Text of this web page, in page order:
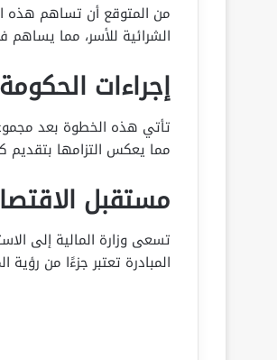
من المتوقع أن تساهم هذه
الشرائية للأسر، مما يساهم
إجراءات
تأتي هذه الخطوة بعد
مما يعكس التزامها
مستقبل
تسعى وزارة المالية إلى
المبادرة تعتبر جزءًا من رؤية المملكة 2030، التي تهدف إلى تحقيق